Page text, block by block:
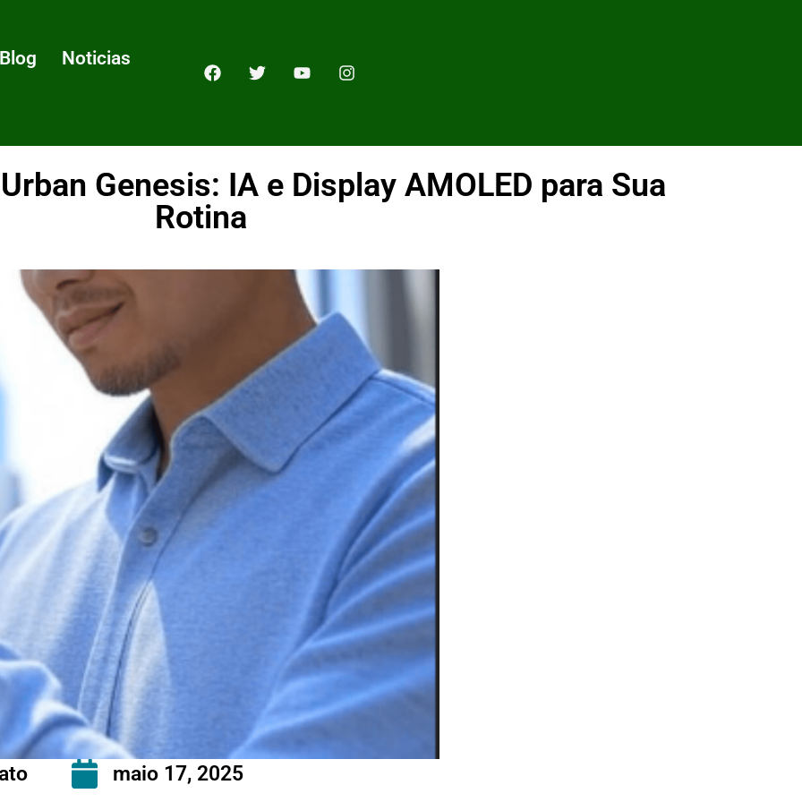
Noticias
Genesis: IA e Display AMOLED para Sua
Rotina
maio 17, 2025